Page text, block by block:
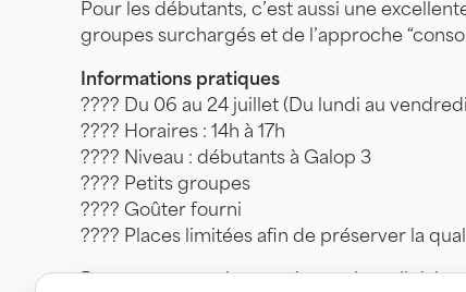
Pour les débutants, c’est aussi une
groupes surchargés et de l’approche
Informations pratiques
???? Du 06 au 24 juillet (Du lundi au
???? Horaires : 14h à 17h
???? Niveau : débutants à Galop 3
???? Petits groupes
???? Goûter fourni
???? Places limitées afin de préserver la